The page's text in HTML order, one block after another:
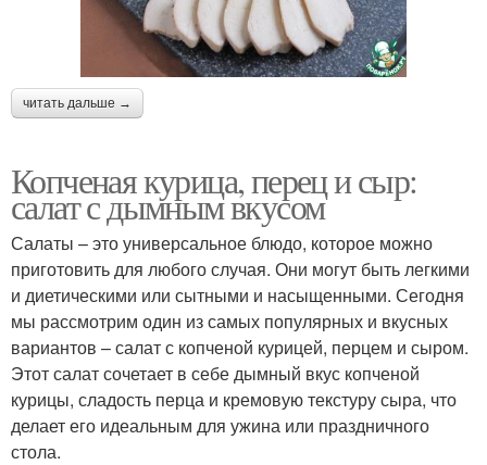
читать дальше →
Копченая курица, перец и сыр:
салат с дымным вкусом
Салаты – это универсальное блюдо, которое можно
приготовить для любого случая. Они могут быть легкими
и диетическими или сытными и насыщенными. Сегодня
мы рассмотрим один из самых популярных и вкусных
вариантов – салат с копченой курицей, перцем и сыром.
Этот салат сочетает в себе дымный вкус копченой
курицы, сладость перца и кремовую текстуру сыра, что
делает его идеальным для ужина или праздничного
стола.